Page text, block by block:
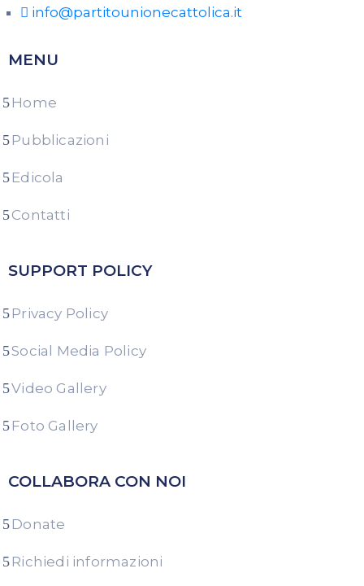
info@partitounionecattolica.it
MENU
Home
Pubblicazioni
Edicola
Contatti
SUPPORT POLICY
Privacy Policy
Social Media Policy
Video Gallery
Foto Gallery
COLLABORA CON NOI
Donate
Richiedi informazioni